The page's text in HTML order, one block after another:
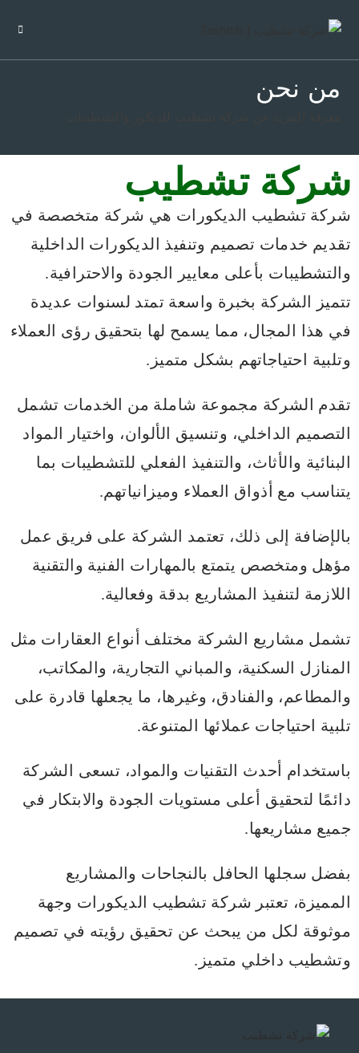
من نحن
شركة تشطيب
شركة تشطيب الديكورات هي شركة متخصصة في
تقديم خدمات تصميم وتنفيذ الديكورات الداخلية
والتشطيبات بأعلى معايير الجودة والاحترافية.
تتميز الشركة بخبرة واسعة تمتد لسنوات عديدة
في هذا المجال، مما يسمح لها بتحقيق رؤى العملاء
وتلبية احتياجاتهم بشكل متميز.
تقدم الشركة مجموعة شاملة من الخدمات تشمل
التصميم الداخلي، وتنسيق الألوان، واختيار المواد
البنائية والأثاث، والتنفيذ الفعلي للتشطيبات بما
يتناسب مع أذواق العملاء وميزانياتهم.
بالإضافة إلى ذلك، تعتمد الشركة على فريق عمل
مؤهل ومتخصص يتمتع بالمهارات الفنية والتقنية
اللازمة لتنفيذ المشاريع بدقة وفعالية.
تشمل مشاريع الشركة مختلف أنواع العقارات مثل
المنازل السكنية، والمباني التجارية، والمكاتب،
والمطاعم، والفنادق، وغيرها، ما يجعلها قادرة على
تلبية احتياجات عملائها المتنوعة.
باستخدام أحدث التقنيات والمواد، تسعى الشركة
دائمًا لتحقيق أعلى مستويات الجودة والابتكار في
جميع مشاريعها.
بفضل سجلها الحافل بالنجاحات والمشاريع
المميزة، تعتبر شركة تشطيب الديكورات وجهة
موثوقة لكل من يبحث عن تحقيق رؤيته في تصميم
وتشطيب داخلي متميز.